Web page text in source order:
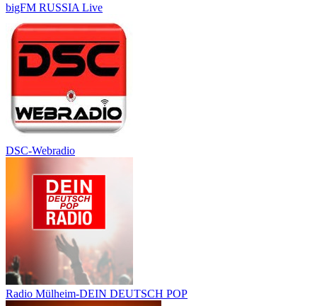
bigFM RUSSIA Live
DSC-Webradio
Radio Mülheim-DEIN DEUTSCH POP